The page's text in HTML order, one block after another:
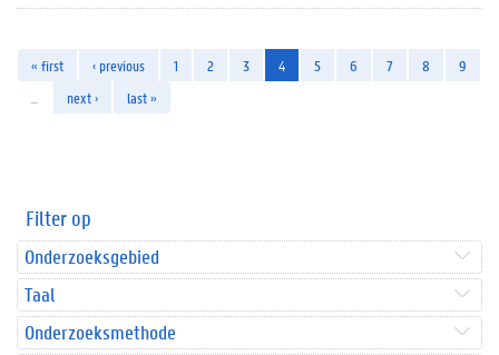
« first ‹ previous 1 2 3 4 5 6 7 8
9
next › last »
Filter op
Onderzoeksgebied
Taal
Onderzoeksmethode